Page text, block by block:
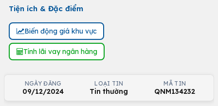
Tiện ích & Đặc điểm
Biến động giá khu vực
Tính lãi vay ngân hàng
NGÀY ĐĂNG
09/12/2024
LOẠI TIN
Tin thường
MÃ TIN
QNM134232